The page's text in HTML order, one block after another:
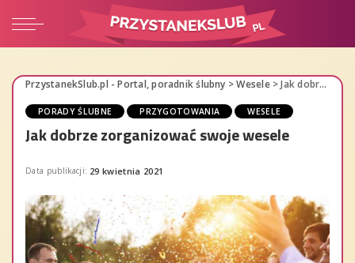
PrzystanekSlub.pl - Portal, poradnik ślubny >Wesele>Jak dobrze zorganizować swoje wesele
PORADY ŚLUBNE PRZYGOTOWANIA WESELE
Jak dobrze zorganizować swoje wesele
Data publikacji: 29 kwietnia 2021